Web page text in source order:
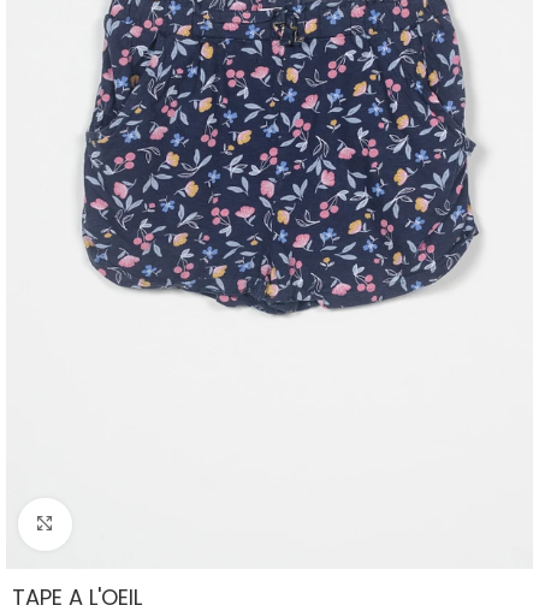
Klik om te vergroten
TAPE A L'OEIL